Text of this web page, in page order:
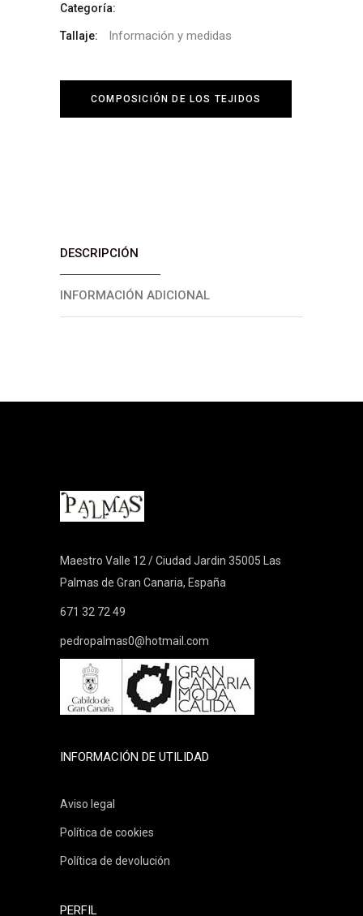
Categoría:
Tallaje: Información y medidas
COMPOSICIÓN DE LOS TEJIDOS
DESCRIPCIÓN
INFORMACIÓN ADICIONAL
Maestro Valle 12 / Ciudad Jardin 35005 Las
Palmas de Gran Canaria, España
671 32 72 49
pedropalmas0@hotmail.com
INFORMACIÓN DE UTILIDAD
Aviso legal
Política de cookies
Política de devolución
PERFIL